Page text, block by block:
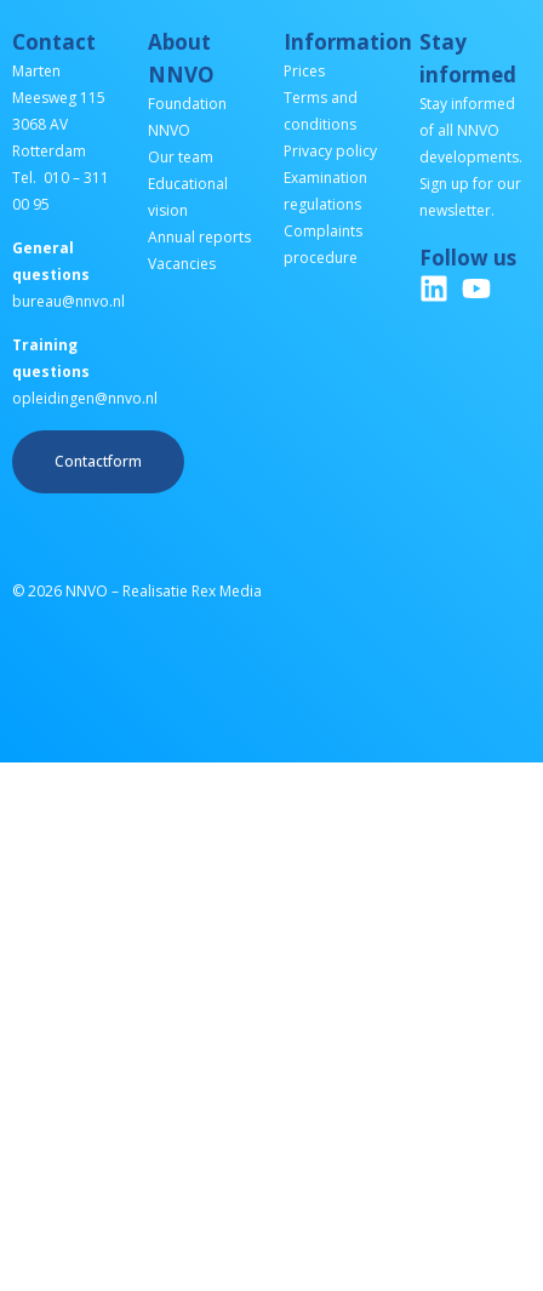
Contact
Marten
Meesweg 115
3068 AV
Rotterdam
Tel. 010 – 311
00 95
General
questions
bureau@nnvo.nl
Training
questions
opleidingen@nnvo.nl
Contactform
About
NNVO
Foundation
NNVO
Our team
Educational
vision
Annual reports
Vacancies
Information
Prices
Terms and
conditions
Privacy policy
Examination
regulations
Complaints
procedure
Stay
informed
Stay informed
of all NNVO
developments.
Sign up for our
newsletter.
Follow us
© 2026 NNVO – Realisatie Rex Media